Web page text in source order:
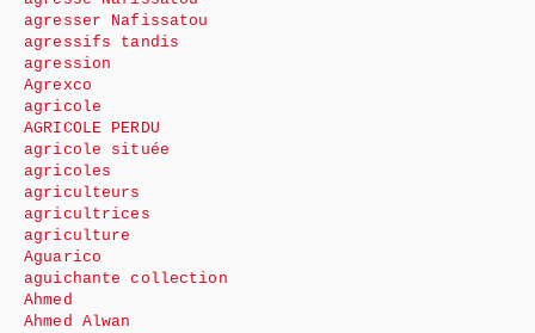
agresser Nafissatou
agressifs tandis
agression
Agrexco
agricole
AGRICOLE PERDU
agricole située
agricoles
agriculteurs
agricultrices
agriculture
Aguarico
aguichante collection
Ahmed
Ahmed Alwan